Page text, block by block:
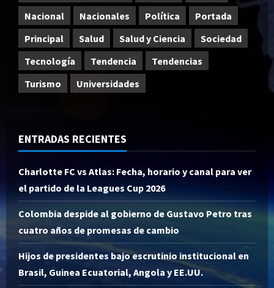
Nacional
Nacionales Política
Portada
Principal
Salud Salud y Ciencia
Sociedad
Tecnología
Tendencia
Tendencias
Turismo
Universidades
ENTRADAS RECIENTES
Charlotte FC vs Atlas: Fecha, horario y canal para ver
el partido de la Leagues Cup 2026
Colombia despide al gobierno de Gustavo Petro tras
cuatro años de promesas de cambio
Hijos de presidentes bajo escrutinio institucional en
Brasil, Guinea Ecuatorial, Angola y EE.UU.